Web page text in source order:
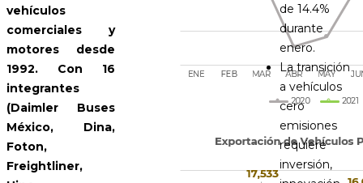
vehículos
comerciales y
motores desde
1992. Con 16
integrantes
(Daimler Buses
México, Dina,
Foton,
Freightliner,
de 14.4%
durante
enero.
La transición
a vehículos
cero
emisiones
requiere
inversión,